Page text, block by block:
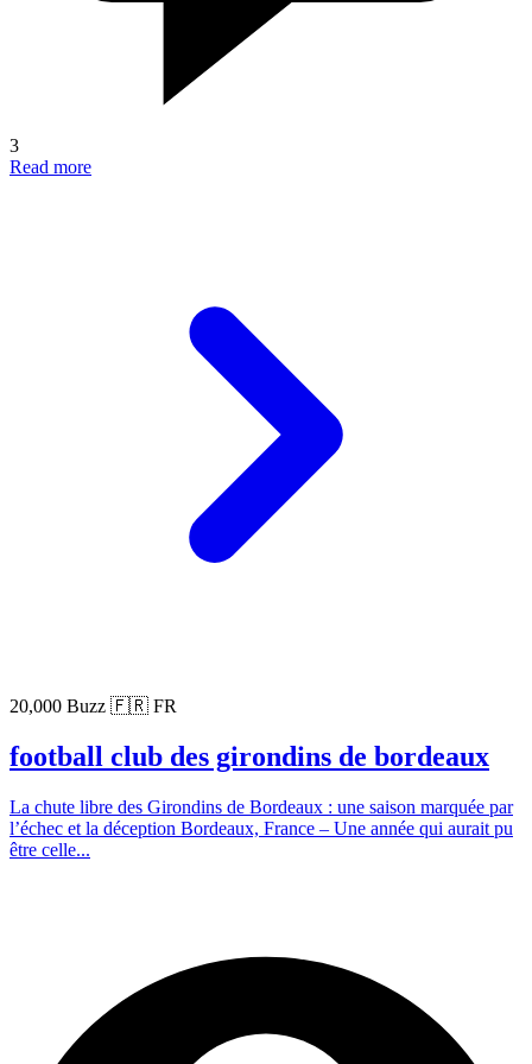
3
Read more
20,000 Buzz 🇫🇷 FR
football club des girondins de bordeaux
La chute libre des Girondins de Bordeaux : une saison marquée par
l’échec et la déception Bordeaux, France – Une année qui aurait pu
être celle...